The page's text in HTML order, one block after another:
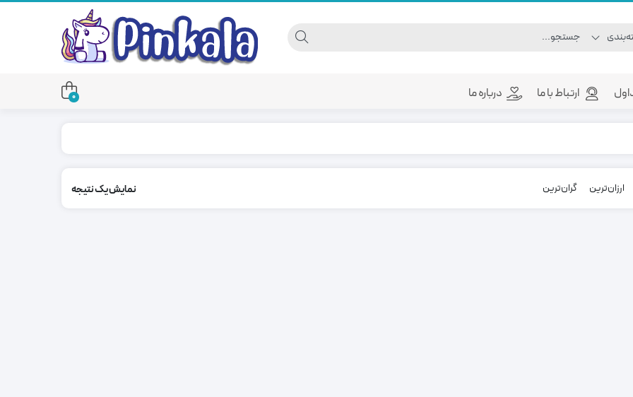
ارتباط با ما درباره ما 0
ارزان‌ترین گران‌ترین نمایش یک نتیجه